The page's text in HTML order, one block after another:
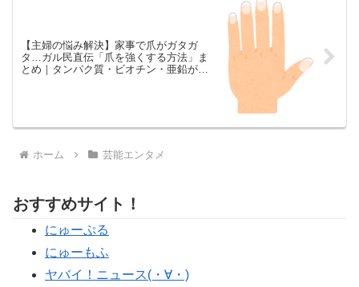
【主婦の悩み解決】家事で爪がガタガ
タ…ガル民直伝「爪を強くする方法」ま
とめ｜タンパク質・ビオチン・亜鉛が正
ホーム 芸能エンタメ
おすすめサイト！
にゅーぷる
にゅーもふ
ヤバイ！ニュース(・∀・)